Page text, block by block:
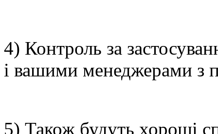
4) Контроль за
і вашими менеджерами з
5) Також будуть хороші